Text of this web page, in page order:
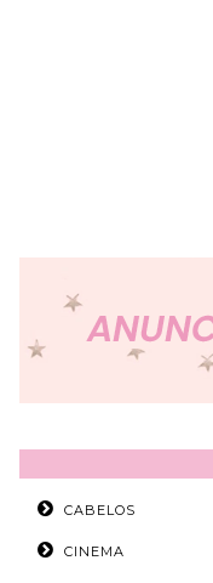
CABELOS
CINEMA